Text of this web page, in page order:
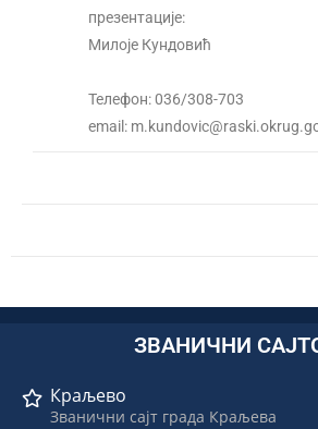
презентације:
Милоје Кундовић
Телефон: 036/308-703
email:
ЗВАНИЧНИ
Краљево
Званични сајт града Краљева